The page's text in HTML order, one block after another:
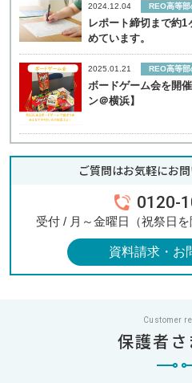
2024.12.04 REO高等部
レポート締切まで約
めています。
2025.01.21 REO高等部
ボードゲーム会を開
ン＠横浜】
ご質問はお気軽にお
0120-
受付 / 月～金曜日（祝祭日
資料請求・お
Customer
保護者さ